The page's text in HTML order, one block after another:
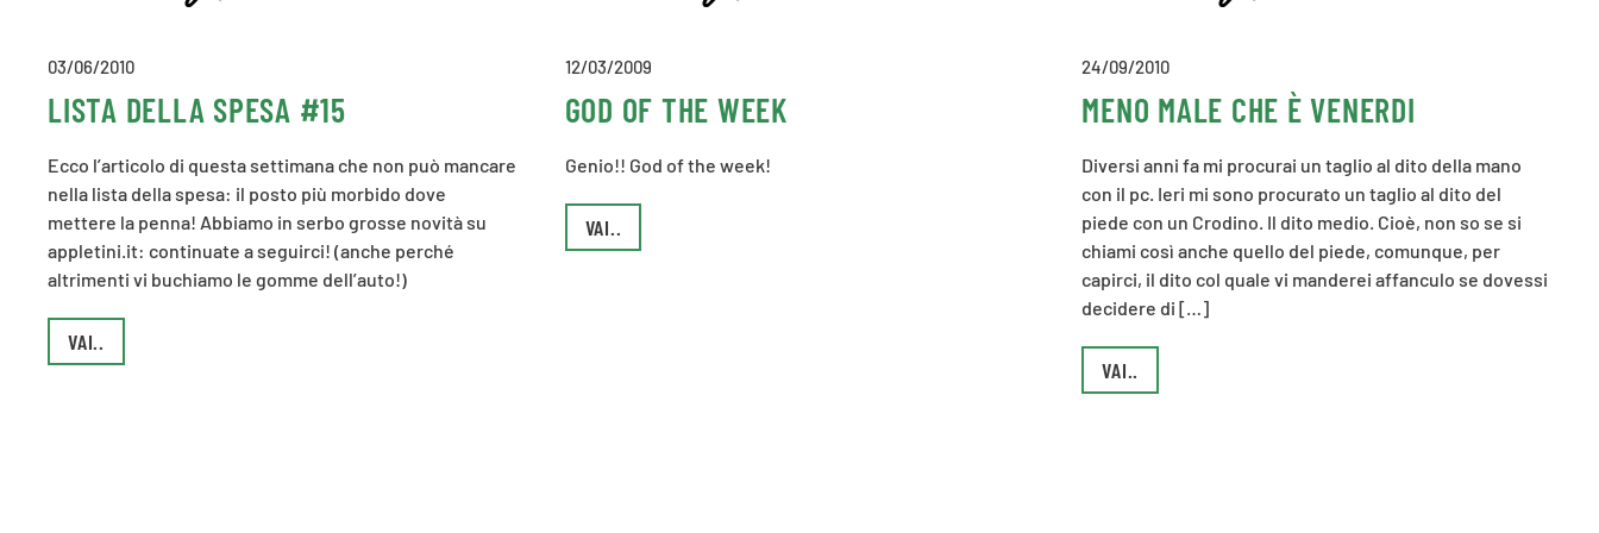
03/06/2010
LISTA DELLA SPESA #15
Ecco l’articolo di questa settimana che non può mancare
nella lista della spesa: il posto più morbido dove
mettere la penna! Abbiamo in serbo grosse novità su
appletini.it: continuate a seguirci! (anche perché
altrimenti vi buchiamo le gomme dell’auto!)
VAI..
12/03/2009
GOD OF THE WEEK
Genio!! God of the week!
VAI..
24/09/2010
MENO MALE CHE È VENERDI
Diversi anni fa mi procurai un taglio al dito della mano
con il pc. Ieri mi sono procurato un taglio al dito del
piede con un Crodino. Il dito medio. Cioè, non so se si
chiami così anche quello del piede, comunque, per
capirci, il dito col quale vi manderei affanculo se dovessi
decidere di […]
VAI..